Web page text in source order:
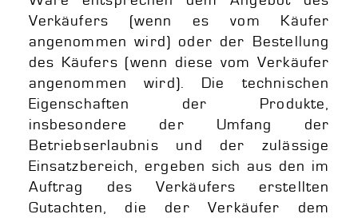
Verkäufers (wenn es vom Käufer
angenommen wird) oder der Bestellung
des Käufers (wenn diese vom Verkäufer
angenommen wird). Die technischen
Eigenschaften der Produkte,
insbesondere der Umfang der
Betriebserlaubnis und der zulässige
Einsatzbereich, ergeben sich aus den im
Auftrag des Verkäufers erstellten
Gutachten, die der Verkäufer dem